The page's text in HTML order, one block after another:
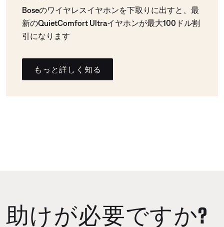
Boseのワイヤレスイヤホンを下取りに出すと、最
新のQuietComfort Ultraイヤホンが最大100ドル割
引になります
もっと詳しく知る
助けが必要ですか?